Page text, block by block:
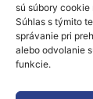
sú súbory cookie
Súhlas s týmito
správanie pri
alebo odvolanie
funkcie.